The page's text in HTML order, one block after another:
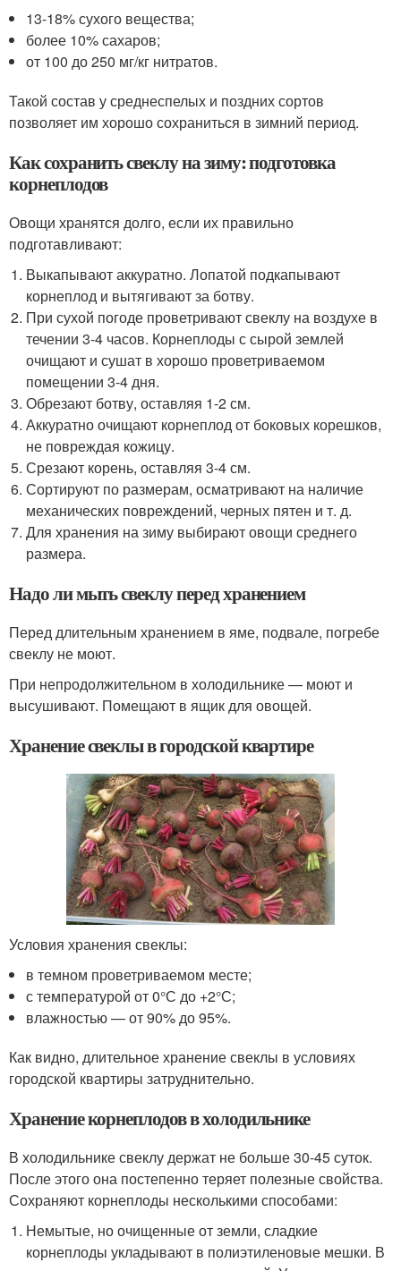
13-18% сухого вещества;
более 10% сахаров;
от 100 до 250 мг/кг нитратов.
Такой состав у среднеспелых и поздних сортов
позволяет им хорошо сохраниться в зимний период.
Как сохранить свеклу на зиму: подготовка
корнеплодов
Овощи хранятся долго, если их правильно
подготавливают:
Выкапывают аккуратно. Лопатой подкапывают
корнеплод и вытягивают за ботву.
При сухой погоде проветривают свеклу на воздухе в
течении 3-4 часов. Корнеплоды с сырой землей
очищают и сушат в хорошо проветриваемом
помещении 3-4 дня.
Обрезают ботву, оставляя 1-2 см.
Аккуратно очищают корнеплод от боковых корешков,
не повреждая кожицу.
Срезают корень, оставляя 3-4 см.
Сортируют по размерам, осматривают на наличие
механических повреждений, черных пятен и т. д.
Для хранения на зиму выбирают овощи среднего
размера.
Надо ли мыть свеклу перед хранением
Перед длительным хранением в яме, подвале, погребе
свеклу не моют.
При непродолжительном в холодильнике — моют и
высушивают. Помещают в ящик для овощей.
Хранение свеклы в городской квартире
Условия хранения свеклы:
в темном проветриваемом месте;
с температурой от 0°С до +2°С;
влажностью — от 90% до 95%.
Как видно, длительное хранение свеклы в условиях
городской квартиры затруднительно.
Хранение корнеплодов в холодильнике
В холодильнике свеклу держат не больше 30-45 суток.
После этого она постепенно теряет полезные свойства.
Сохраняют корнеплоды несколькими способами:
Немытые, но очищенные от земли, сладкие
корнеплоды укладывают в полиэтиленовые мешки. В